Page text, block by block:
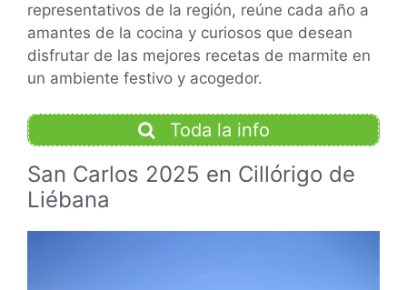
representativos de la región, reúne cada año a
amantes de la cocina y curiosos que desean
disfrutar de las mejores recetas de marmite en
un ambiente festivo y acogedor.
Toda la info
San Carlos 2025 en Cillórigo de
Liébana